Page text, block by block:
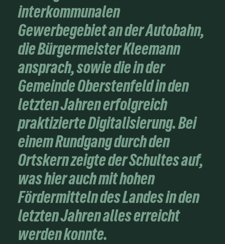
interkommunalen
Gewerbegebiet an der Autobahn,
die Bürgermeister Kleemann
ansprach, sowie die in der
Gemeinde Oberstenfeld in den
letzten Jahren erfolgreich
praktizierte Digitalisierung. Bei
einem Rundgang durch den
Ortskern zeigte der Schultes auf,
was hier auch mit hohen
Fördermitteln des Landes in den
letzten Jahren alles erreicht
werden konnte.